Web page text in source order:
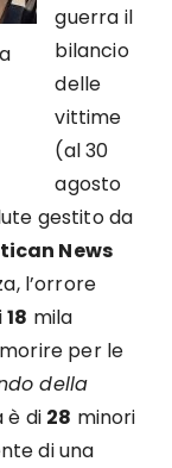
guerra il
bilancio
delle
vittime
(al 30
agosto
gestito da
News
l’orrore
18 mila
per le
della
è di 28 minori
di una